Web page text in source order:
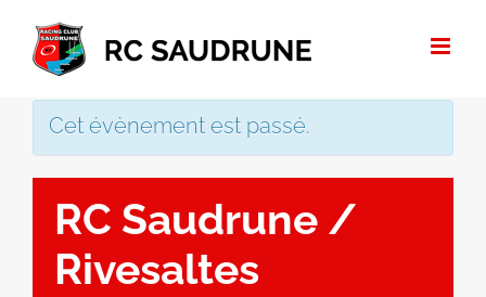
Passer
contenu
Cet évènement est passé.
RC Saudrune /
Rivesaltes